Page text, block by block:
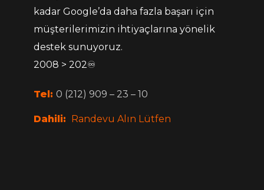
kadar Google’da daha fazla başarı için
müşterilerimizin ihtiyaçlarına yönelik
destek sunuyoruz.
2008 > 202♾
Tel: 0 (212) 909 – 23 – 10
Dahili: Randevu Alın Lütfen